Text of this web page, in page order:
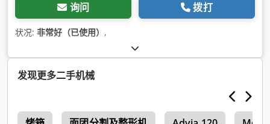
询问 拨打
状况: 非常好（已使用） ,
发现更多二手机械